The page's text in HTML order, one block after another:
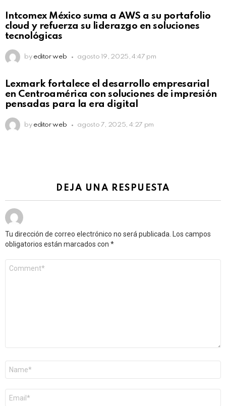
Intcomex México suma a AWS a su portafolio
cloud y refuerza su liderazgo en soluciones
tecnológicas
by editor web agosto 19, 2025, 4:47 pm
Lexmark fortalece el desarrollo empresarial
en Centroamérica con soluciones de impresión
pensadas para la era digital
by editor web agosto 7, 2025, 4:27 pm
DEJA UNA RESPUESTA
Tu dirección de correo electrónico no será publicada.
Los campos
obligatorios están marcados con *
electrónico